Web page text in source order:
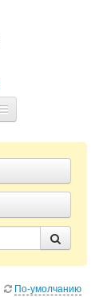
По-умолчанию